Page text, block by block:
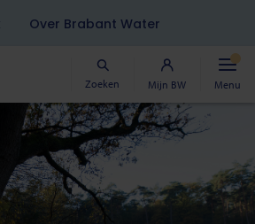
Over Brabant Water
Zoeken Mijn BW Menu